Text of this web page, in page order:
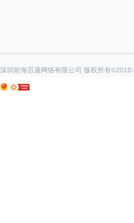
深圳前海百递网络有限公司 版权所有©2010-